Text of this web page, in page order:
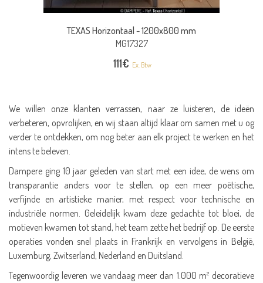
TEXAS Horizontaal -1200x800 mm
MG17327
111€ Ex. Btw
We willen onze klanten verrassen, naar ze luisteren, de ideën
verbeteren, opvrolijken, en wij staan altijd klaar om samen met u og
verder te ontdekken, om nog beter aan elk project te werken en het
intens te beleven.
Dampere ging 10 jaar geleden van start met een idee, de wens om
transparantie anders voor te stellen, op een meer poëtische,
verfijnde en artistieke manier, met respect voor technische en
industriële normen. Geleidelijk kwam deze gedachte tot bloei, de
motieven kwamen tot stand, het team zette het bedrijf op. De eerste
operaties vonden snel plaats in Frankrijk en vervolgens in België,
Luxemburg, Zwitserland, Nederland en Duitsland.
Tegenwoordig leveren we vandaag meer dan 1.000 m² decoratieve